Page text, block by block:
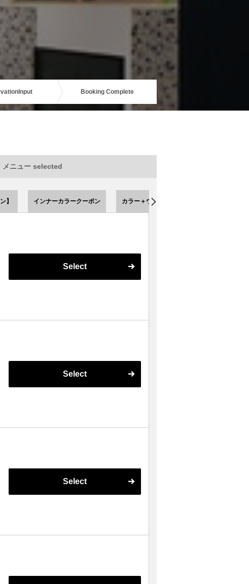
Input Booking Complete
メニュー selected
】 インナーカラークーポン カラー＋ウルトワトリートメント 【クーポ
Select
Select
Select